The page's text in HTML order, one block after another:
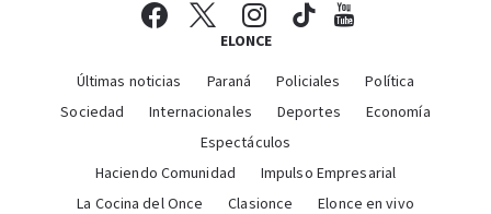
ELONCE
Últimas noticias Paraná Policiales
Política
Sociedad
Internacionales Deportes
Economía
Espectáculos
Haciendo Comunidad
Impulso Empresarial
La Cocina del Once
Clasionce Elonce en vivo